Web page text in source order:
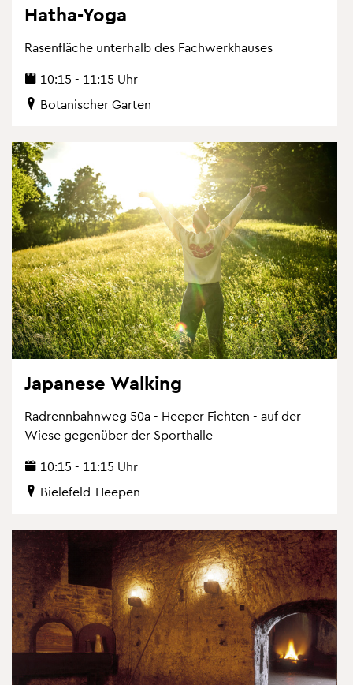
Hatha-Yoga
Ra­sen­flä­che un­ter­halb des Fach­werk­hau­ses
10:15 - 11:15 Uhr
Bo­ta­ni­scher Gar­ten
Ja­pa­ne­se Wal­king
Rad­renn­bahn­weg 50a - Hee­per Fich­ten - auf der
Wiese ge­gen­über der Sport­hal­le
10:15 - 11:15 Uhr
Bie­le­feld-Hee­pen